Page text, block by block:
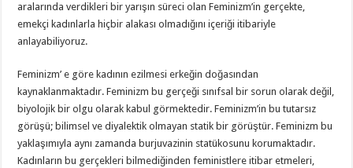
aralarında verdikleri bir yarışın süreci olan Feminizm’in gerçekte,
emekçi kadınlarla hiçbir alakası olmadığını içeriği itibariyle
anlayabiliyoruz.
Feminizm’ e göre kadının ezilmesi erkeğin doğasından
kaynaklanmaktadır. Feminizm bu gerçeği sınıfsal bir sorun olarak değil,
biyolojik bir olgu olarak kabul görmektedir. Feminizm’in bu tutarsız
görüşü; bilimsel ve diyalektik olmayan statik bir görüştür. Feminizm bu
yaklaşımıyla aynı zamanda burjuvazinin statükosunu korumaktadır.
Kadınların bu gerçekleri bilmediğinden feministlere itibar etmeleri,